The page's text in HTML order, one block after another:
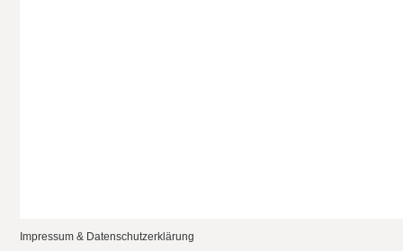
Impressum & Datenschutzerklärung